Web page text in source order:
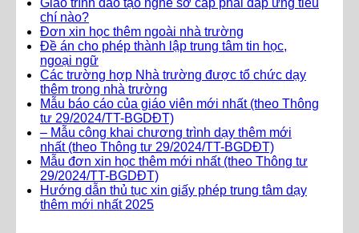
Giáo trình đào tạo nghề sơ cấp phải đáp ứng tiêu
chí nào?
Đơn xin học thêm ngoài nhà trường
Đề án cho phép thành lập trung tâm tin học,
ngoại ngữ
Các trường hợp Nhà trường được tổ chức dạy
thêm trong nhà trường
Mẫu báo cáo của giáo viên mới nhất (theo Thông
tư 29/2024/TT-BGDĐT)
– Mẫu công khai chương trình dạy thêm mới
nhất (theo Thông tư 29/2024/TT-BGDĐT)
Mẫu đơn xin học thêm mới nhất (theo Thông tư
29/2024/TT-BGDĐT)
Hướng dẫn thủ tục xin giấy phép trung tâm dạy
thêm mới nhất 2025